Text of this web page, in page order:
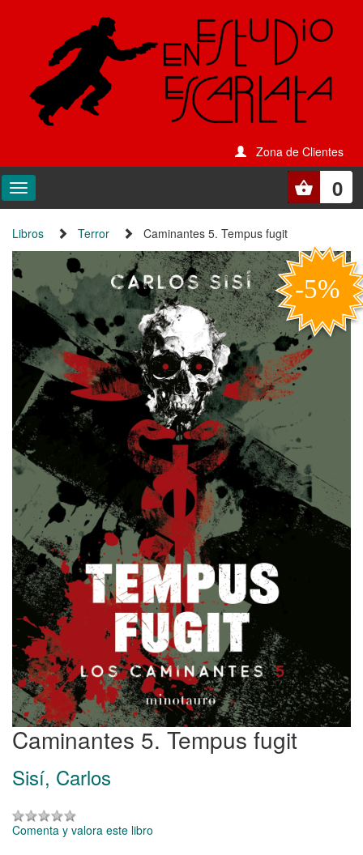
Zona de Clientes
0
Libros Terror Caminantes 5. Tempus fugit
Caminantes 5. Tempus fugit
Sisí, Carlos
Comenta y valora este libro